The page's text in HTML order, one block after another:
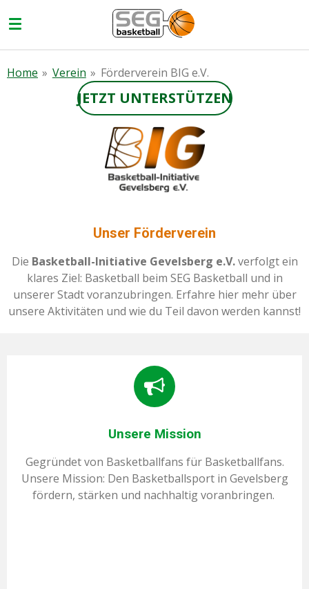
Hauptinhalt
Home » Verein » Förderverein BIG e.V.
JETZT UNTERSTÜTZEN
Unser Förderverein
Die Basketball-Initiative Gevelsberg e.V.verfolgt ein
klares Ziel: Basketball beim SEG Basketball und in
unserer Stadt voranzubringen. Erfahre hier mehr über
unsere Aktivitäten und wie du Teil davon werden kannst!
Unsere Mission
Gegründet von Basketballfans für Basketballfans.
Unsere Mission: Den Basketballsport in Gevelsberg
fördern, stärken und nachhaltig voranbringen.